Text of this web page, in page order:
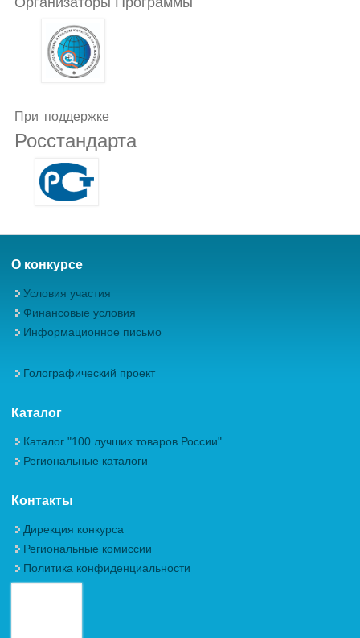
При поддержке
Росстандарта
О конкурсе
Условия участия
Финансовые условия
Информационное письмо
Голографический проект
Каталог
Каталог "100 лучших товаров России"
Региональные каталоги
Контакты
Дирекция конкурса
Региональные комиссии
Политика конфиденциальности